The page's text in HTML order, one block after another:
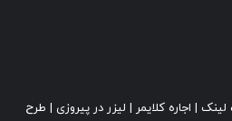
لینک اجاره کلایمر لیزر در پیروزی
طرح